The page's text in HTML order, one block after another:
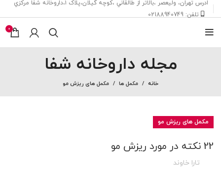
ادرس تهران، ‎وليعصر ،بالاتر از طالقاني ،كوچه گيلان،پلاک ۱،داروخانه شفا مركزي
تلفن: 02188940749
0
مجله داروخانه شفا
خانه مکمل ها مکمل های ریزش مو
مکمل های ریزش مو
22 نکته در مورد ریزش مو
تارا خاوند